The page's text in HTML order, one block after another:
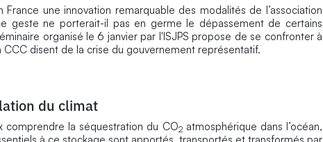
une innovation remarquable des modalités de l’association
geste ne porterait-il pas en germe le dépassement de certains
organisé le 6 janvier par l'ISJPS propose de se confronter à
disent de la crise du gouvernement représentatif.
du climat
comprendre la séquestration du CO2atmosphérique dans l’océan,